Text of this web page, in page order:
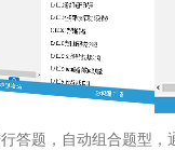
答题，自动组合题型